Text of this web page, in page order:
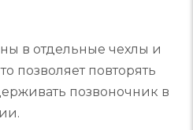
в отдельные чехлы и
позволяет повторять
позвоночник в